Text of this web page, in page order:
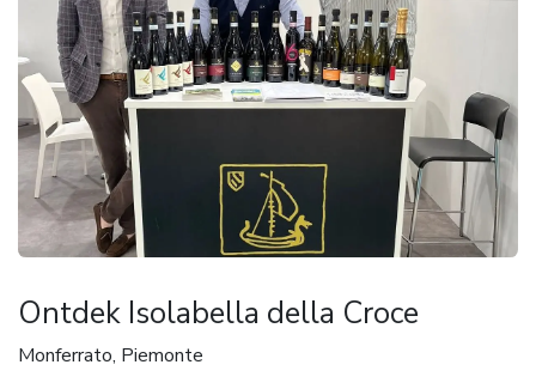
Ontdek Isolabella della Croce
Monferrato, Piemonte